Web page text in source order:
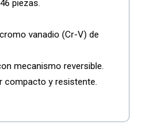
piezas.
vanadio (Cr-V) de
mecanismo reversible.
compacto y resistente.